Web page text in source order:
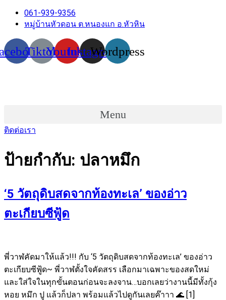
061-939-9356
หมู่บ้านหัวดอน ต.หนองแก อ.หัวหิน
TiktokYoutubeInstagram
Wordpress
Menu
ติดต่อเรา
ป้ายกำกับ: ปลาหมึก
‘5 วัตถุดิบสดจากท้องทะเล’ ของอ่าว
ตะเกียบซีฟู้ด
พี่วาฬคัดมาให้แล้ว!!! กับ ‘5 วัตถุดิบสดจากท้องทะเล’ ของอ่าว
ตะเกียบซีฟู้ด~ พี่วาฬตั้งใจคัดสรร เลือกมาเฉพาะของสดใหม่
และใส่ใจในทุกขั้นตอนก่อนจะลงจาน…บอกเลยว่างานนี้มีทั้งกุ้ง
หอย หมึก ปู แล้วก็ปลา พร้อมแล้วไปดูกันเลยค๊าาา 🌊 [1]